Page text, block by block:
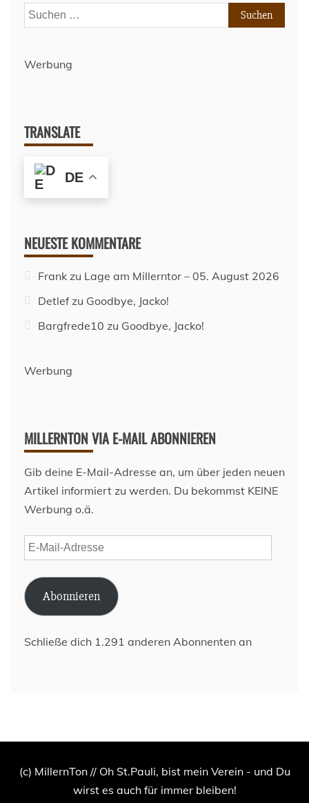
Suchen
nach:
Werbung
TRANSLATE
DE
NEUESTE KOMMENTARE
Frank zu Lage am Millerntor – 05. August 2026
Detlefzu Goodbye, Jacko!
Bargfrede10 zu Goodbye, Jacko!
Werbung
MILLERNTON VIA E-MAIL ABONNIEREN
Gib deine E-Mail-Adresse an, um über jeden neuen
Artikel informiert zu werden. Du bekommst KEINE
Werbung o.ä.
E-
Mail-
Adresse
Abonnieren
Schließe dich 1.291 anderen Abonnenten an
(c) MillernTon // Oh St.Pauli, bist mein Verein - und Du
wirst es auch für immer bleiben!